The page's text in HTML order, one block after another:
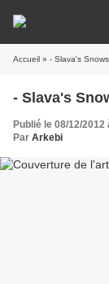
Accueil » - Slava's
- Slava's
Publié le 08/12/2012
Par Arkebi